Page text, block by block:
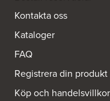
Ballingslöv Sickla
Hässelmanstorg 1-3
Tel.:0046-86428515
http://www.ballingslov.se
Kontakta oss
Kataloger
FAQ
Registrera din produkt
Köp och handelsvillkor